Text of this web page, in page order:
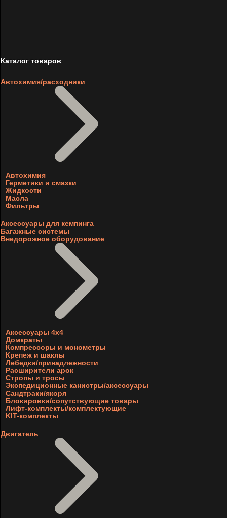
Каталог товаров
Автохимия/расходники
Автохимия
Герметики и смазки
Жидкости
Масла
Фильтры
Аксессуары для кемпинга
Багажные системы
Внедорожное оборудование
Аксессуары 4х4
Домкраты
Компрессоры и монометры
Крепеж и шаклы
Лебедки/принадлежности
Расширители арок
Стропы и тросы
Экспедиционные канистры/аксессуары
Сандтраки/якоря
Блокировки/сопутствующие товары
Лифт-комплекты/комплектующие
KIT-комплекты
Двигатель